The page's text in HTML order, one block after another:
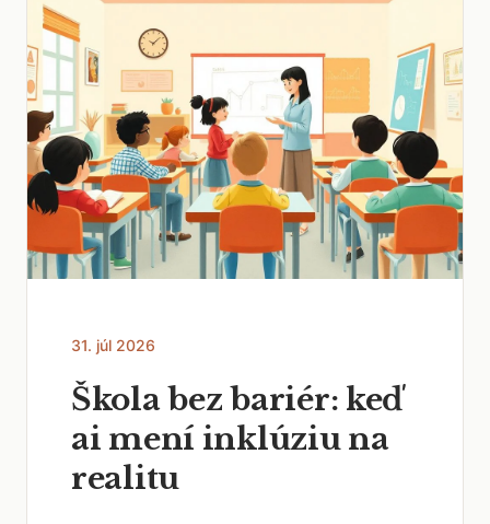
31. júl 2026
Škola bez bariér: keď
ai mení inklúziu na
realitu